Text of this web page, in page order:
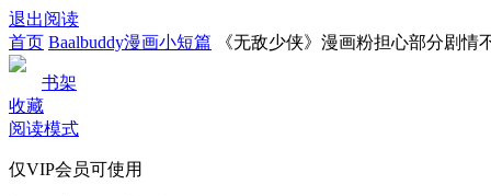
退出阅读
首页 Baalbuddy漫画小短篇 《无敌少侠》漫画粉担心部分剧情
书架
收藏
阅读模式
仅VIP会员可使用